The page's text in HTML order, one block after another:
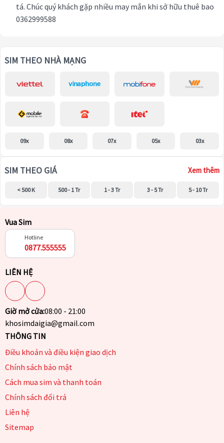
tá. Chúc quý khách gặp nhiều may mắn khi sở hữu thuê bao
0362999588
SIM THEO NHÀ MẠNG
09x 08x 07x 05x 03x
SIM THEO GIÁ Xem thêm
< 500 K 500 - 1 Tr 1 - 3 Tr 3 - 5 Tr 5 - 10 Tr
Vua Sim
Hotline
0877.555555
LIÊN HỆ
Giờ mở cửa:08:00 - 21:00
khosimdaigia@gmail.com
THÔNG TIN
Điều khoản và điều kiện giao dịch
Chính sách bảo mật
Cách mua sim và thanh toán
Chính sách đổi trả
Liên hệ
Sitemap